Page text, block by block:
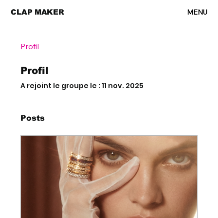
CLAP MAKER MENU
Profil
Profil
A rejoint le groupe le : 11 nov. 2025
Posts